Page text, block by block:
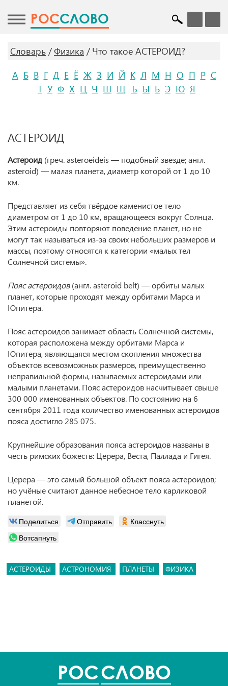
POCСЛОВО
Словарь Физика
Что такое АСТЕРОИД?
А Б В Г Д Е Ё Ж З И Й К Л М Н О П Р С
Т У Ф Х Ц Ч Ш Щ Ъ Ы Ь Э Ю Я
АСТЕРОИД
Астероид (греч. asteroeideis — подобный звезде; англ.
asteroid) — малая планета, диаметр которой от 1 до 10
км.
Представляет из себя твёрдое каменистое тело
диаметром от 1 до 10 км, вращающееся вокруг Солнца.
Этим астероиды повторяют поведение планет, но не
могут так называться из-за своих небольших размеров и
массы, поэтому относятся к категории «малых тел
Солнечной системы».
Пояс астероидов(англ. asteroid belt) — орбиты малых
планет, которые проходят между орбитами Марса и
Юпитера.
Пояс астероидов занимает область Солнечной системы,
которая расположена между орбитами Марса и
Юпитера, являющаяся местом скопления множества
объектов всевозможных размеров, преимущественно
неправильной формы, называемых астероидами или
малыми планетами. Пояс астероидов насчитывает свыше
300 000 именованных объектов. По состоянию на 6
сентября 2011 года количество именованных астероидов
пояса достигло 285 075.
Крупнейшие образования пояса астероидов названы в
честь римских божеств: Церера, Веста, Паллада и Гигея.
Церера — это самый большой объект пояса астероидов;
но учёные считают данное небесное тело карликовой
планетой.
Поделиться Отправить
Класснуть
Вотсапнуть
АСТЕРОИДЫ АСТРОНОМИЯ ПЛАНЕТЫ ФИЗИКА
POCСЛОВО